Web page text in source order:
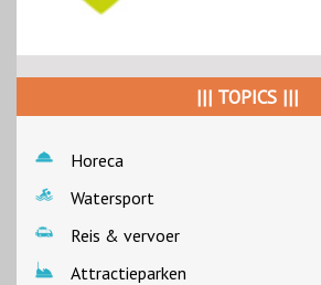
||| TOPICS |||
Horeca
Watersport
Reis & vervoer
Attractieparken